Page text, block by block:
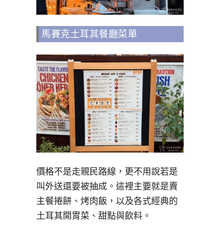
馬賽克土耳其餐廳菜單
價格不是走親民路線，更不用說若是
叫外送還要被抽成。這裡主要就是賣
主餐捲餅、烤肉飯，以及各式經典的
土耳其開胃菜、甜點與飲料。